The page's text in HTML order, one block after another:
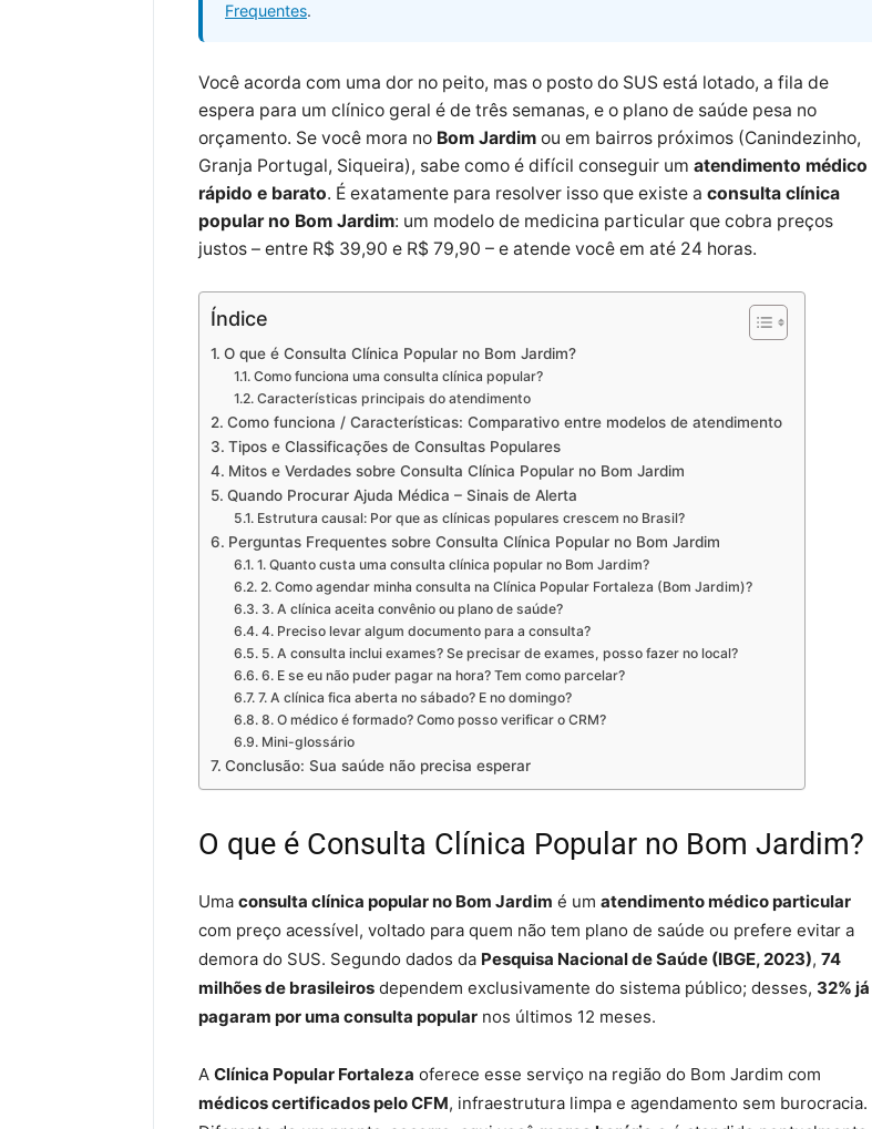
Frequentes.
Você acorda com uma dor no peito, mas o posto do SUS está lotado, a fila de
espera para um clínico geral é de três semanas, e o plano de saúde pesa no
orçamento. Se você mora no Bom Jardim ou em bairros próximos (Canindezinho,
Granja Portugal, Siqueira), sabe como é difícil conseguir um atendimento médico
rápido e barato. É exatamente para resolver isso que existe a consulta clínica
popular no Bom Jardim: um modelo de medicina particular que cobra preços
justos – entre R$ 39,90 e R$ 79,90 – e atende você em até 24 horas.
Índice
O que é Consulta Clínica Popular no Bom Jardim?
Como funciona uma consulta clínica popular?
Características principais do atendimento
Como funciona / Características: Comparativo entre modelos de atendimento
Tipos e Classificações de Consultas Populares
Mitos e Verdades sobre Consulta Clínica Popular no Bom Jardim
Quando Procurar Ajuda Médica – Sinais de Alerta
Estrutura causal: Por que as clínicas populares crescem no Brasil?
Perguntas Frequentes sobre Consulta Clínica Popular no Bom Jardim
1. Quanto custa uma consulta clínica popular no Bom Jardim?
2. Como agendar minha consulta na Clínica Popular Fortaleza (Bom Jardim)?
3. A clínica aceita convênio ou plano de saúde?
4. Preciso levar algum documento para a consulta?
5. A consulta inclui exames? Se precisar de exames, posso fazer no local?
6. E se eu não puder pagar na hora? Tem como parcelar?
7. A clínica fica aberta no sábado? E no domingo?
8. O médico é formado? Como posso verificar o CRM?
Mini-glossário
Conclusão: Sua saúde não precisa esperar
O que é Consulta Clínica Popular no Bom Jardim?
Uma consulta clínica popular no Bom Jardim é um atendimento médico particular
com preço acessível, voltado para quem não tem plano de saúde ou prefere evitar a
demora do SUS. Segundo dados da Pesquisa Nacional de Saúde (IBGE, 2023), 74
milhões de brasileiros dependem exclusivamente do sistema público; desses, 32% já
pagaram por uma consulta popular nos últimos 12 meses.
A Clínica Popular Fortaleza oferece esse serviço na região do Bom Jardim com
médicos certificados pelo CFM, infraestrutura limpa e agendamento sem burocracia.